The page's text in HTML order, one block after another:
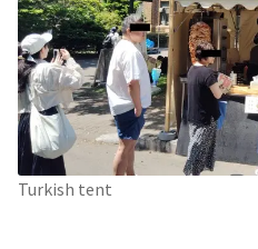
Turkish tent